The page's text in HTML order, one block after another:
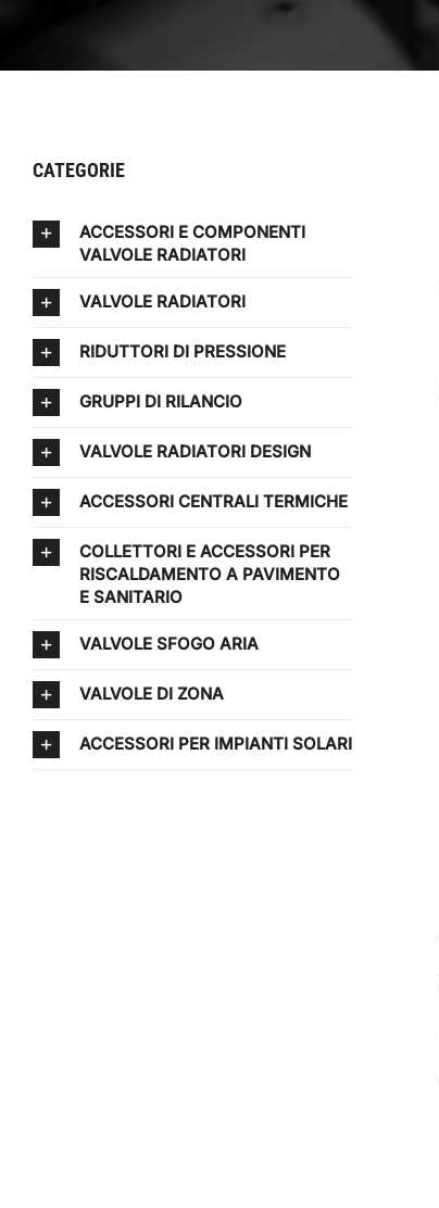
CATEGORIE
ACCESSORI E COMPONENTI
VALVOLE RADIATORI
VALVOLE RADIATORI
RIDUTTORI DI PRESSIONE
GRUPPI DI RILANCIO
VALVOLE RADIATORI DESIGN
ACCESSORI CENTRALI TERMICHE
COLLETTORI E ACCESSORI PER
RISCALDAMENTO A PAVIMENTO
E SANITARIO
VALVOLE SFOGO ARIA
VALVOLE DI ZONA
ACCESSORI PER IMPIANTI SOLARI